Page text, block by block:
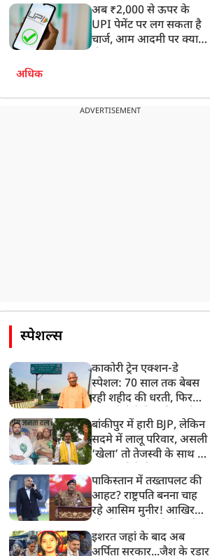
का ड्रोन अटैक से जवाब
अब ₹2,000 से ऊपर के
UPI पेमेंट पर लग सकता है
चार्ज, आम आदमी पर क्या
अधिक
ADVERTISEMENT
स्पेशल्स
काकोरी ट्रेन एक्शन-डे
स्पेशल: 70 साल तक बेबस
रही शहीद की धरती, फिर
पीढ़ियों का दर्द
बांकीपुर में हारी BJP, लेकिन
सदमे में लालू परिवार, असली
‘खेला’ तो तेजस्वी के साथ हो
पाकिस्तान में तख्तापलट की
आहट? राष्ट्रपति बनना चाह
रहे आसिम मुनीर! आखिर
बनाया मोहरा?
इशरत जहां के बाद अब
अर्पिता सरकार...जैश के रडार